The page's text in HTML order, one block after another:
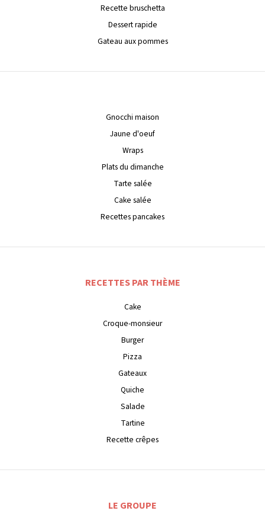
Recette bruschetta
Dessert rapide
Gateau aux pommes
Gnocchi maison
Jaune d'oeuf
Wraps
Plats du dimanche
Tarte salée
Cake salée
Recettes pancakes
RECETTES PAR THÈME
Cake
Croque-monsieur
Burger
Pizza
Gateaux
Quiche
Salade
Tartine
Recette crêpes
LE GROUPE